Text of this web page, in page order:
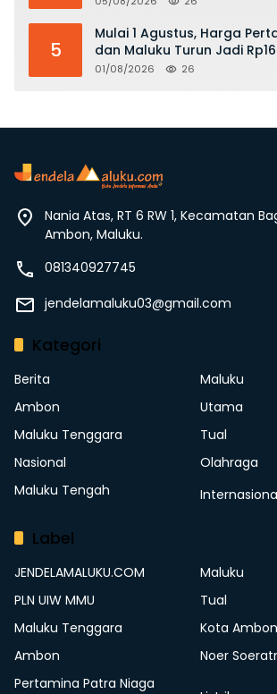
5
Mulai 1 Agustus, Harga
dan Maluku Turun Jadi
01/08/2026 26
Nania Atas, RT 6 RW 1, Kecamatan
Ambon, Maluku.
081340927745
jendelamaluku03@gmail.com
Kategori
Berita
Maluku
Ambon
Utama
Maluku Tenggara
Tual
Nasional
Olahraga
Maluku Tengah
Label
JENDELAMALUKU.COM
Maluku
PLN UIW MMU
Tual
Maluku Tenggara
Kota Ambon
Ambon
Noer
Pertamina Patra Niaga